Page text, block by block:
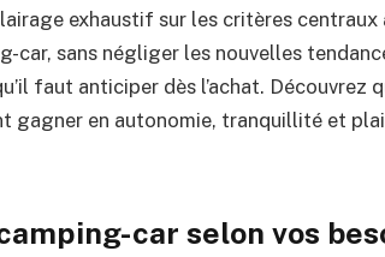
exhaustif sur les critères centraux
car, sans négliger les nouvelles
faut anticiper dès l’achat. Découvrez
gagner en autonomie, tranquillité et
car selon vos